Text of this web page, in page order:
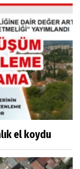
el koydu